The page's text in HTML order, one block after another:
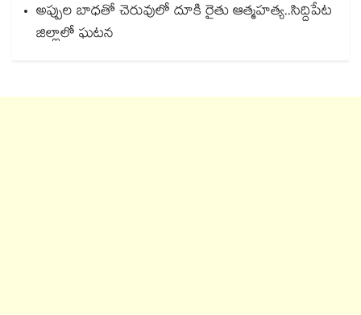
అప్పుల బాధతో చెరువులో దూకి రైతు ఆత్మహత్య..సిద్దిపేట
జిల్లాలో ఘటన